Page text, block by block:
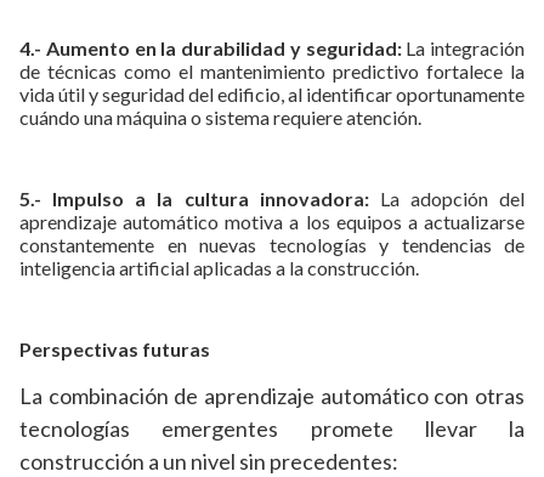
4.- Aumento en la durabilidad y seguridad: La integración
de técnicas como el mantenimiento predictivo fortalece la
vida útil y seguridad del edificio, al identificar oportunamente
cuándo una máquina o sistema requiere atención.
5.- Impulso a la cultura innovadora: La adopción del
aprendizaje automático motiva a los equipos a actualizarse
constantemente en nuevas tecnologías y tendencias de
inteligencia artificial aplicadas a la construcción.
Perspectivas futuras
La combinación de aprendizaje automático con otras
tecnologías emergentes promete llevar la
construcción a un nivel sin precedentes: